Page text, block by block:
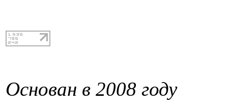
Основан в 2008 году